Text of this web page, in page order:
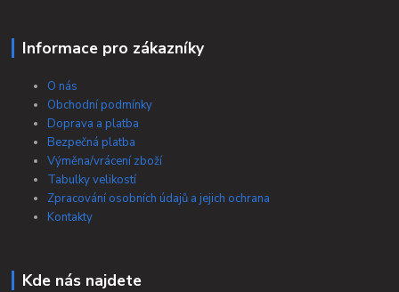
Informace pro zákazníky
O nás
Obchodní podmínky
Doprava a platba
Bezpečná platba
Výměna/vrácení zboží
Tabulky velikostí
Zpracování osobních údajů a jejich ochrana
Kontakty
Kde nás najdete